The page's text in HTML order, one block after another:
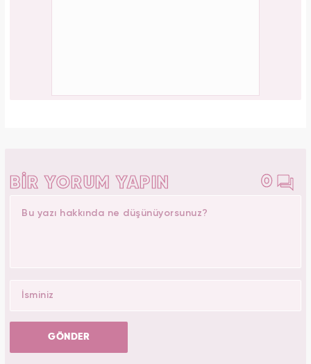
BİR YORUM YAPIN 0
GÖNDER